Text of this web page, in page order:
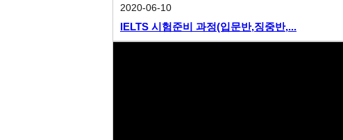
2020-06-10
IELTS 시험준비 과정(입문반,징중반,...